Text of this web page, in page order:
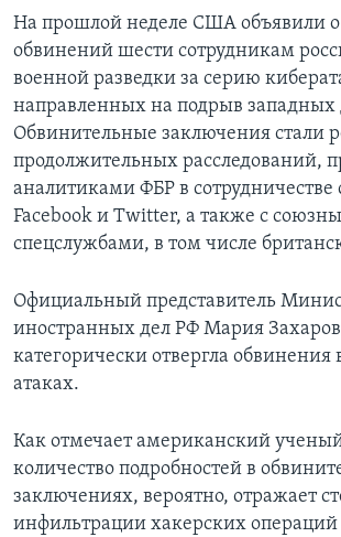
На прошлой неделе США объявили
обвинений шести сотрудникам
военной разведки за серию
направленных на подрыв западных
Обвинительные заключения стали
продолжительных расследований,
аналитиками ФБР в сотрудничестве
Facebook и Twitter, а также с
спецслужбами, в том числе
Официальный представитель
иностранных дел РФ Мария
категорически отвергла обвинения
атаках.
Как отмечает американский
количество подробностей в
заключениях, вероятно, отражает
инфильтрации хакерских операций